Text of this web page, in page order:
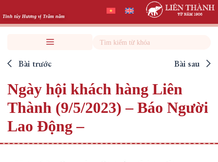
to
content
Tinh túy Hương vị Trăm năm
Search
Bài trước Bài sau
Ngày hội khách hàng Liên
Thành (9/5/2023) – Báo Người
Lao Động –